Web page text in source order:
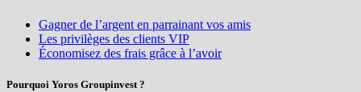
Gagner de l’argent en parrainant vos amis
Les privilèges des clients VIP
Économisez des frais grâce à l’avoir
Pourquoi Yoros Groupinvest ?